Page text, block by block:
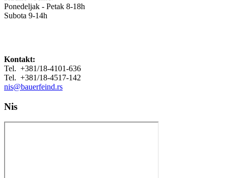
Ponedeljak - Petak 8-18h
Subota 9-14h
Kontakt:
Tel. +381/18-4101-636
Tel. +381/18-4517-142
nis@bauerfeind.rs
Nis